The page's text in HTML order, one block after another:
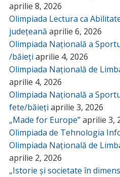
aprilie 8, 2026
Olimpiada Lectura ca
județeană aprilie 6, 2026
Olimpiada Națională a
/băieți aprilie 4, 2026
Olimpiada Națională de
aprilie 4, 2026
Olimpiada Națională a
fete/băieți aprilie 3, 2026
„Made for Europe”aprilie 3,
Olimpiada de Tehnologia
Olimpiada Națională de
aprilie 2, 2026
„Istorie și societate în